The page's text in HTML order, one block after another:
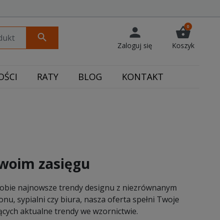
search person
Zaloguj się
shopping_basket
0
Koszyk
RATY BLOG KONTAKT
zasięgu
najnowsze trendy designu z niezrównanym
sypialni czy biura, nasza oferta spełni Twoje
aktualne trendy we wzornictwie.